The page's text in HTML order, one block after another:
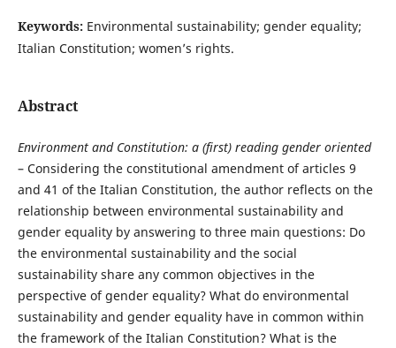
Keywords: Environmental sustainability; gender equality;
Italian Constitution; women’s rights.
Abstract
Environment and Constitution: a (first) reading gender oriented
– Considering the constitutional amendment of articles 9
and 41 of the Italian Constitution, the author reflects on the
relationship between environmental sustainability and
gender equality by answering to three main questions: Do
the environmental sustainability and the social
sustainability share any common objectives in the
perspective of gender equality? What do environmental
sustainability and gender equality have in common within
the framework of the Italian Constitution? What is the